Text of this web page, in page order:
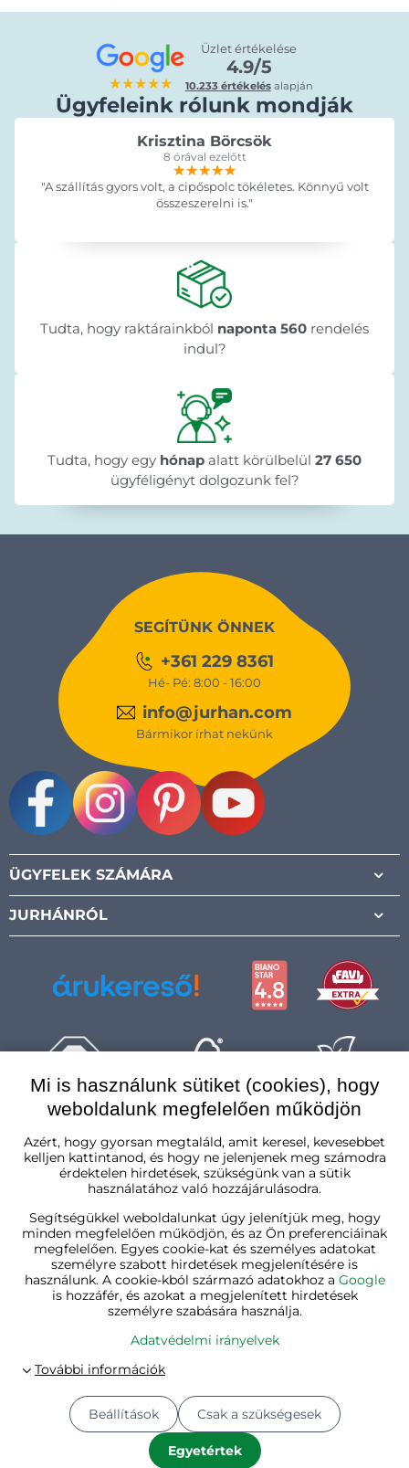
★★★★★
Üzlet értékelése
4.9/5
10.233 értékelésalapján
Ügyfeleink rólunk mondják
Krisztina Börcsök
8 órával ezelőtt
★★★★★
★★★★★
★★★★★
"A szállítás gyors volt, a cipőspolc tökéletes. Könnyű volt
összeszerelni is."
Tudta, hogy raktárainkból naponta 560 rendelés
indul?
Tudta, hogy egy hónap alatt körülbelül 27 650
ügyféligényt dolgozunk fel?
SEGÍTÜNK ÖNNEK
+361 229 8361
Hé- Pé: 8:00 - 16:00
info@jurhan.com
Bármikor írhat nekünk
ÜGYFELEK SZÁMÁRA
JURHÁNRÓL
© 2026 Jurhan.hu 💚 | Minden jog fenntartva
Adatvédelmi beállítások
Adatvédelmi irányelvek
A megrendelés állapota
Mi is használunk sütiket (cookies), hogy
weboldalunk megfelelően működjön
Azért, hogy gyorsan megtaláld, amit keresel, kevesebbet
kelljen kattintanod, és hogy ne jelenjenek meg számodra
érdektelen hirdetések, szükségünk van a sütik
használatához való hozzájárulásodra.
Segítségükkel weboldalunkat úgy jelenítjük meg, hogy
minden megfelelően működjön, és az Ön preferenciáinak
megfelelően. Egyes cookie-kat és személyes adatokat
személyre szabott hirdetések megjelenítésére is
használunk. A cookie-kból származó adatokhoz a Google
is hozzáfér, és azokat a megjelenített hirdetések
személyre szabására használja.
Adatvédelmi irányelvek
Beállítások
Egyetértek
Csak a szükségesek